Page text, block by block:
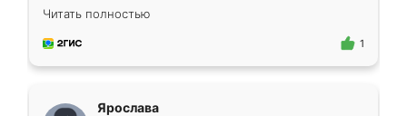
короткие сроки изготовления. Приехавший
для замера сотрудник Владислав
предложил по моему эскизу самый
Читать полностью
1
Ярослава